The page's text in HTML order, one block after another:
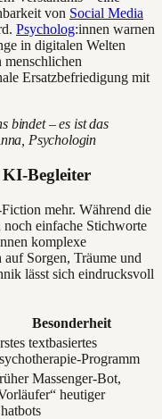
von Social Media
Psycholog:innen warnen
in digitalen Welten
Ersatzbefriedigung mit
bindet – es ist das
Psychologin
Begleiter
mehr. Während die
einfache Stichworte
komplexe
auf Sorgen, Träume und
lässt sich eindrucksvoll
Besonderheit
textbasiertes
Programm
Massenger-Bot,
heutiger